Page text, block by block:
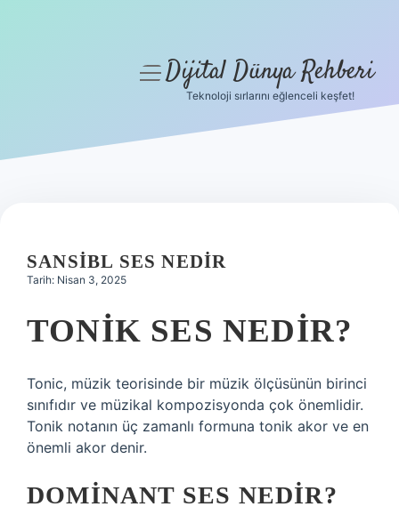
Hakkımızda
menüyüDijital Dünya Rehberi
Teknoloji sırlarını eğlenceli keşfet!
SANSIBL SES NEDIR
Tarih: Nisan 3, 2025
TONIK SES NEDIR?
Tonic, müzik teorisinde bir müzik ölçüsünün birinci
sınıfıdır ve müzikal kompozisyonda çok önemlidir.
Tonik notanın üç zamanlı formuna tonik akor ve en
önemli akor denir.
DOMINANT SES NEDIR?